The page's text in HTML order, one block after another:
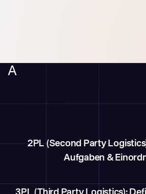
A
2PL (Second Party
Aufgaben &